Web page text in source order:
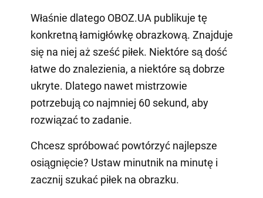
Właśnie dlatego OBOZ.UA publikuje tę
konkretną łamigłówkę obrazkową. Znajduje
się na niej aż sześć piłek. Niektóre są dość
łatwe do znalezienia, a niektóre są dobrze
ukryte. Dlatego nawet mistrzowie
potrzebują co najmniej 60 sekund, aby
rozwiązać to zadanie.
Chcesz spróbować powtórzyć najlepsze
osiągnięcie? Ustaw minutnik na minutę i
zacznij szukać piłek na obrazku.